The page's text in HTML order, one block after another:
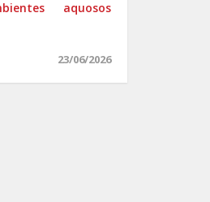
aquosos
23/06/2026